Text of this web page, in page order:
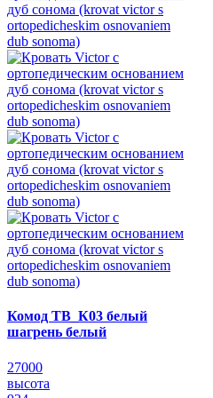
Комод ТВ_К03 белый
шагрень белый
27000
высота